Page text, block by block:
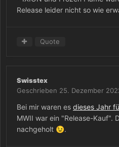
Release leider nicht so wie
Quote
Swisstex
Geschrieben 25. Dezember
Bei mir waren es dieses Jahr
MWII war ein "Release-Kauf".
nachgeholt 😉.